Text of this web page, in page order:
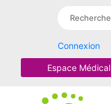
Connexion
Espace Médical